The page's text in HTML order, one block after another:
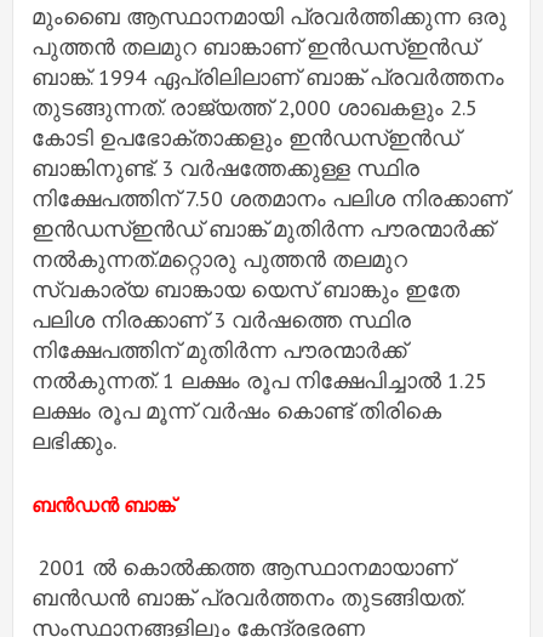
മുംബൈ ആസ്ഥാനമായി പ്രവര്‍ത്തിക്കുന്ന ഒരു
പുത്തന്‍ തലമുറ ബാങ്കാണ് ഇന്‍ഡസ്‌ഇന്‍ഡ്
ബാങ്ക്. 1994 ഏപ്രിലിലാണ് ബാങ്ക് പ്രവര്‍ത്തനം
തുടങ്ങുന്നത്. രാജ്യത്ത് 2,000 ശാഖകളും 2.5
കോടി ഉപഭോക്താക്കളും ഇന്‍ഡസ്‌ഇന്‍ഡ്
ബാങ്കിനുണ്ട്. 3 വര്‍ഷത്തേക്കുള്ള സ്ഥിര
നിക്ഷേപത്തിന് 7.50 ശതമാനം പലിശ നിരക്കാണ്
ഇന്‍ഡസ്‌ഇന്‍ഡ് ബാങ്ക് മുതിര്‍ന്ന പൗരന്മാര്‍ക്ക്
നല്‍കുന്നത്.മറ്റൊരു പുത്തന്‍ തലമുറ
സ്വകാര്യ ബാങ്കായ യെസ് ബാങ്കും ഇതേ
പലിശ നിരക്കാണ് 3 വര്‍ഷത്തെ സ്ഥിര
നിക്ഷേപത്തിന് മുതിര്‍ന്ന പൗരന്മാര്‍ക്ക്
നല്‍കുന്നത്. 1 ലക്ഷം രൂപ നിക്ഷേപിച്ചാല്‍ 1.25
ലക്ഷം രൂപ മൂന്ന് വര്‍ഷം കൊണ്ട് തിരികെ
ലഭിക്കും.
ബന്‍ഡന്‍ ബാങ്ക്
2001 ല്‍ കൊല്‍ക്കത്ത ആസ്ഥാനമായാണ്
ബന്‍ഡന്‍ ബാങ്ക് പ്രവര്‍ത്തനം തുടങ്ങിയത്.
സംസ്ഥാനങ്ങളിലും കേന്ദ്രഭരണ